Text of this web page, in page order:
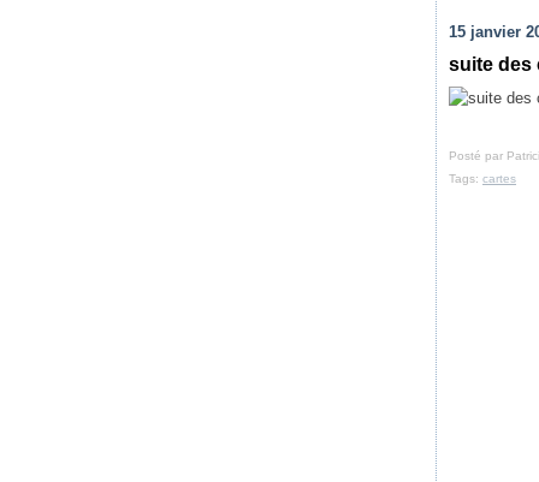
15 janvier
suite des
Posté par
Tags: cartes